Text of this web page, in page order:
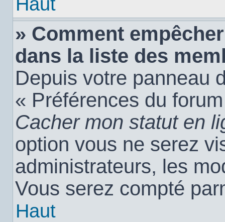
» Comment
dans la liste des
Depuis votre panneau
« Préférences du
Cacher mon statut en
option vous ne serez
administrateurs, les
Vous serez compté
Haut